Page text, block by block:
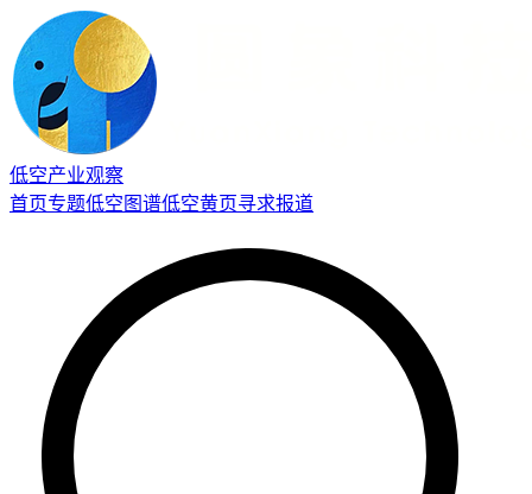
低空产业观察
首页专题低空图谱低空黄页寻求报道